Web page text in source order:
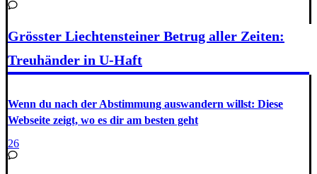
Grösster Liechtensteiner Betrug aller Zeiten:
Treuhänder in U-Haft
Wenn du nach der Abstimmung auswandern willst: Diese
Webseite zeigt, wo es dir am besten geht
26